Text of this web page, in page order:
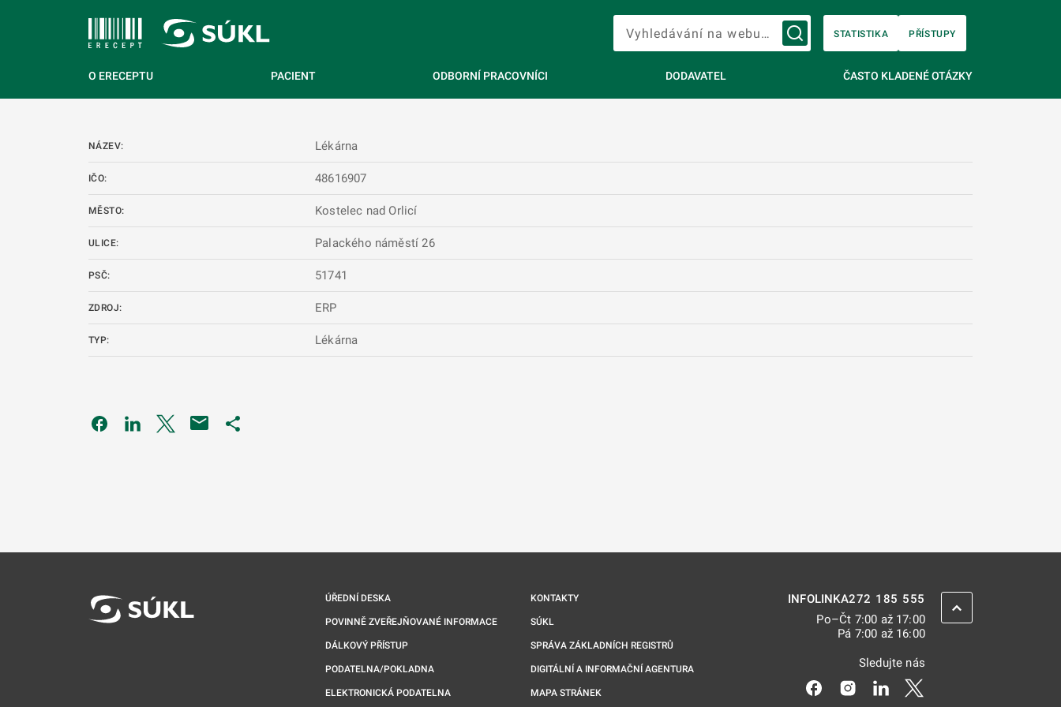
Vyhledávání na webu…
STATISTIKA PŘÍSTUPY
O ERECEPTU PACIENT ODBORNÍ PRACOVNÍCI DODAVATEL ČASTO KLADENÉ OTÁZKY
NÁZEV: Lékárna
IČO: 48616907
MĚSTO: Kostelec nad Orlicí
ULICE: Palackého náměstí 26
PSČ: 51741
ZDROJ: ERP
TYP: Lékárna
Odkaz se otevře na nové kartě
Odkaz se otevře na nové kartě
Odkaz se otevře na nové kartě
ÚŘEDNÍ DESKA
POVINNĚ ZVEŘEJŇOVANÉ INFORMACE
DÁLKOVÝ PŘÍSTUP
PODATELNA/POKLADNA
ELEKTRONICKÁ PODATELNA
KONTAKTY
SÚKL
SPRÁVA ZÁKLADNÍCH REGISTRŮ
DIGITÁLNÍ A INFORMAČNÍ AGENTURA
MAPA STRÁNEK
INFOLINKA272 185 555
Po–Čt 7:00 až 17:00
Pá 7:00 až 16:00
Sledujte nás
Odkaz se otevře na nové kartě
Odkaz se otevře na nové kartě
Odkaz se otevře na nové
ZPĚT NAHORU